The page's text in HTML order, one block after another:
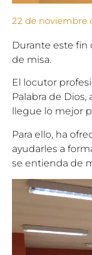
22 de noviembre
Durante este fin
de misa.
El locutor
Palabra de
llegue lo mejor
Para ello, ha
ayudarles a
se entienda de